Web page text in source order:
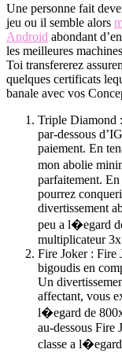
Une personne fait
jeu ou il semble alors
Android abondant
les meilleures
Toi transfererez
quelques certificats
banale avec vos
Triple Diamond
par-dessous
paiement. En
mon abolie
parfaitement.
pourrez
divertissement
peu a l�egard
multiplicateur
Fire Joker : Fire
bigoudis en
Un
affectant, vous
l�egard de 800x
au-dessous Fire
classe a